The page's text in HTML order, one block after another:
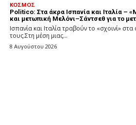
ΚΟΣΜΟΣ
Politico: Στα άκρα Ισπανία και Ιταλία –
και μετωπική Μελόνι–Σάντσεθ για το
Ισπανία και Ιταλία τραβούν το «σχοινί» στα
τους.Στη μέση μιας...
8 Αυγούστου 2026